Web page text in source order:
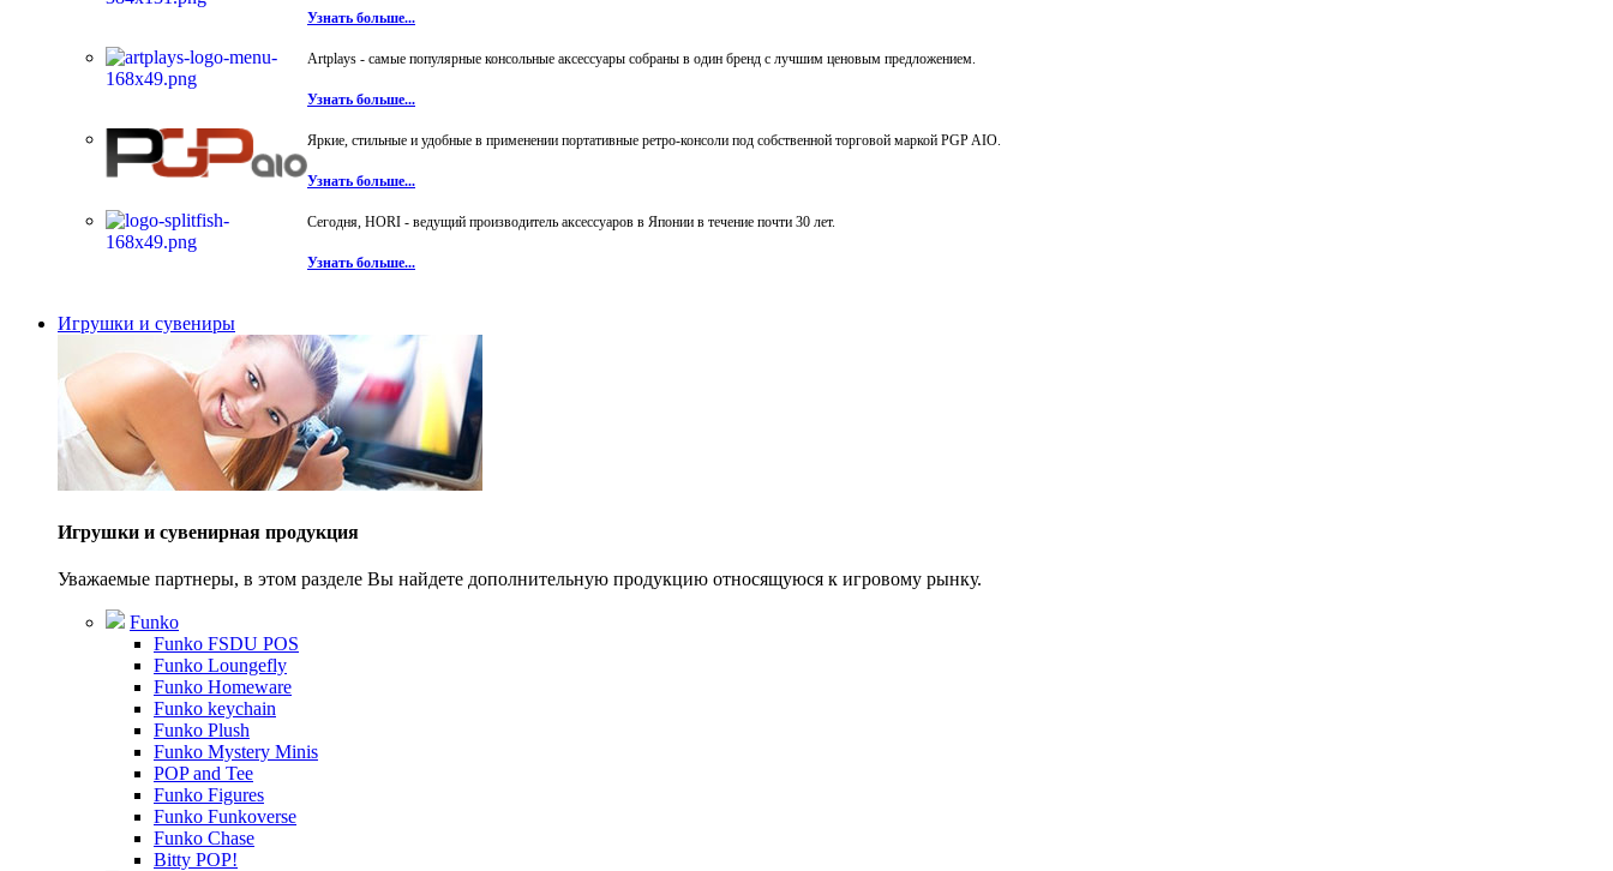
Узнать больше...
Artplays - самые популярные консольные аксессуары собраны в один бренд с лучшим ценовым предложением.
Узнать больше...
Яркие, стильные и удобные в применении портативные ретро-консоли под собственной торговой маркой PGP AIO.
Узнать больше...
Сегодня, HORI - ведущий производитель аксессуаров в Японии в течение почти 30 лет.
Узнать больше...
Игрушки и сувениры
Игрушки и сувенирная продукция
Уважаемые партнеры, в этом разделе Вы найдете дополнительную продукцию относящуюся к игровому рынку.
Funko
Funko FSDU POS
Funko Loungefly
Funko Homeware
Funko keychain
Funko Plush
Funko Mystery Minis
POP and Tee
Funko Figures
Funko Funkoverse
Funko Chase
Bitty POP!